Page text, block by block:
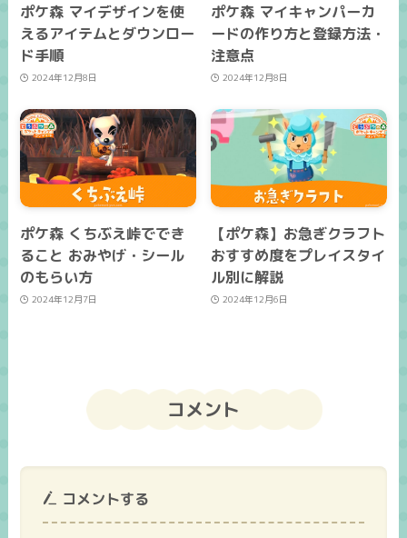
ポケ森 マイデザインを使
えるアイテムとダウンロー
ド手順
2024年12月8日
ポケ森 マイキャンパーカ
ードの作り方と登録方法・
注意点
2024年12月8日
ポケ森 くちぶえ峠ででき
ること おみやげ・シール
のもらい方
2024年12月7日
【ポケ森】お急ぎクラフト
おすすめ度をプレイスタイ
ル別に解説
2024年12月6日
コメント
コメントする